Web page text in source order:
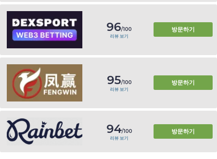
96/100
리뷰 보기
방문하기
95/100
리뷰 보기
방문하기
94/100
리뷰 보기
방문하기